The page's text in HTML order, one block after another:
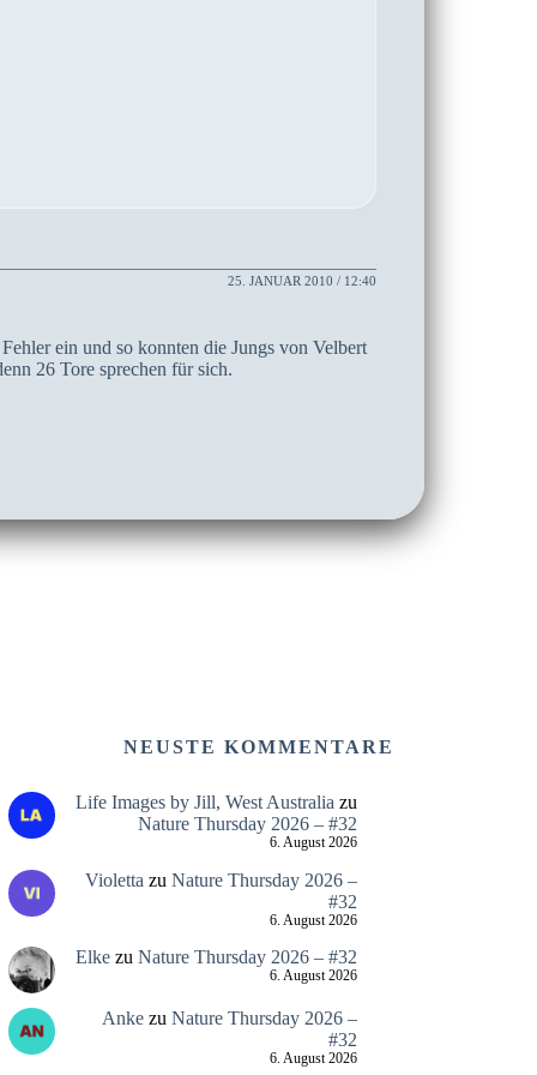
25. JANUAR 2010 / 12:40
ein und so konnten die Jungs von Velbert
26 Tore sprechen für sich.
NEUSTE KOMMENTARE
Life Images by Jill, West Australia zu
Nature Thursday 2026 – #32
6. August 2026
Violetta zu Nature Thursday 2026 –
#32
6. August 2026
Elkezu Nature Thursday 2026 – #32
6. August 2026
Ankezu Nature Thursday 2026 –
#32
6. August 2026